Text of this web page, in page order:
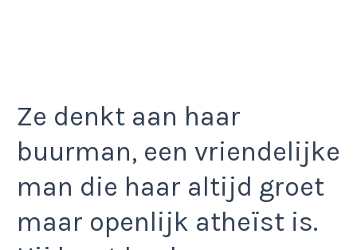
Ze denkt aan haar
buurman, een vriendelijke
man die haar altijd groet
maar openlijk atheïst is.